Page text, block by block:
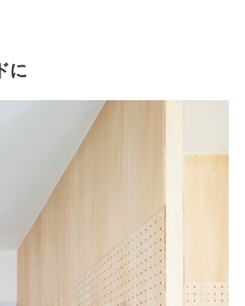
に